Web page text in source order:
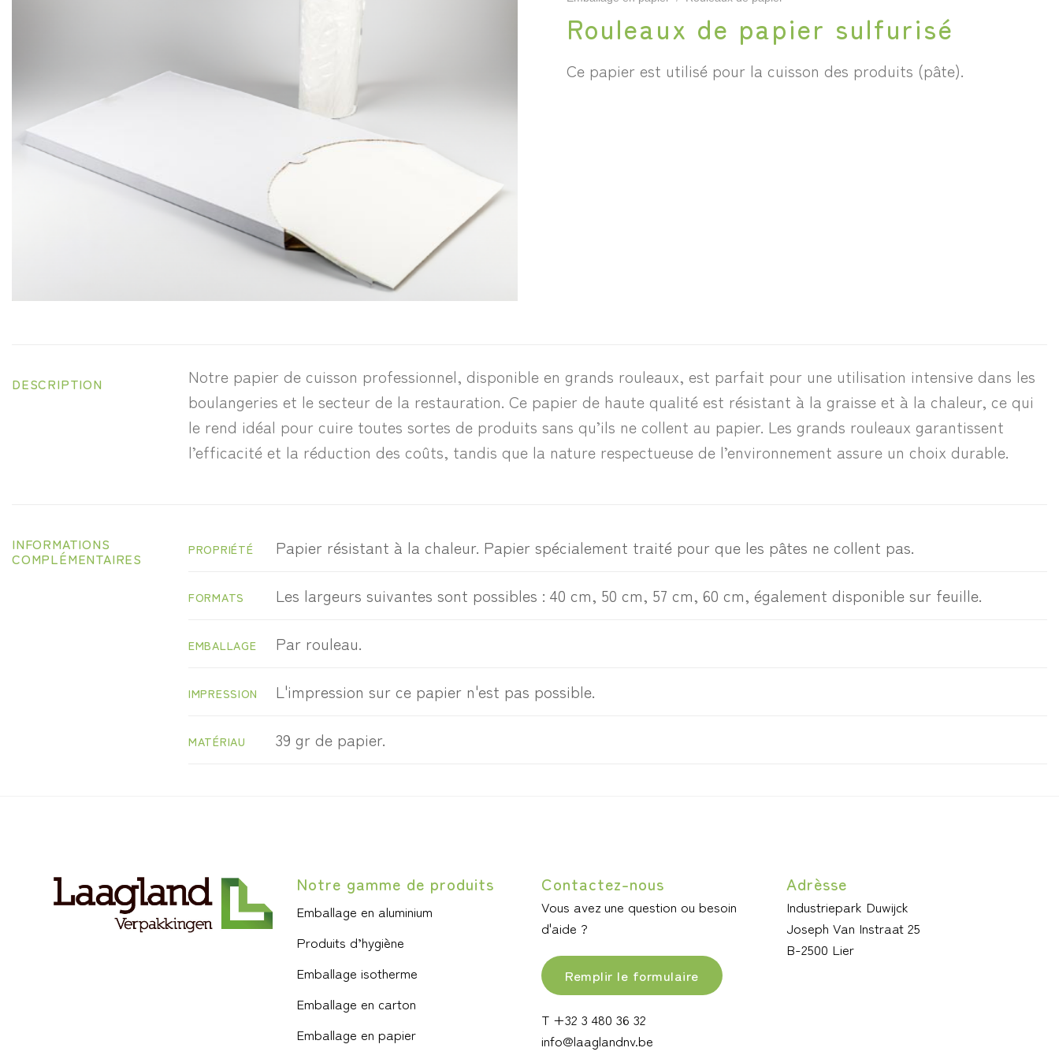
Rouleaux de papier sulfurisé
Ce papier est utilisé pour la cuisson des produits (pâte).
DESCRIPTION
Notre papier de cuisson professionnel, disponible en grands rouleaux, est parfait pour une utilisation intensive dans les
boulangeries et le secteur de la restauration. Ce papier de haute qualité est résistant à la graisse et à la chaleur, ce qui
le rend idéal pour cuire toutes sortes de produits sans qu’ils ne collent au papier. Les grands rouleaux garantissent
l’efficacité et la réduction des coûts, tandis que la nature respectueuse de l’environnement assure un choix durable.
INFORMATIONS
COMPLÉMENTAIRES
PROPRIÉTÉ Papier résistant à la chaleur. Papier spécialement traité pour que les pâtes ne collent pas.
FORMATS Les largeurs suivantes sont possibles : 40 cm, 50 cm, 57 cm, 60 cm, également disponible sur feuille.
EMBALLAGE Par rouleau.
IMPRESSION L'impression sur ce papier n'est pas possible.
MATÉRIAU 39 gr de papier.
Notre gamme de produits
Emballage en aluminium
Produits d’hygiène
Emballage isotherme
Emballage en carton
Emballage en papier
Contactez-nous
Vous avez une question ou besoin
d'aide ?
Remplir le formulaire
T +32 3 480 36 32
info@laaglandnv.be
Adrèsse
Industriepark Duwijck
Joseph Van Instraat 25
B-2500 Lier